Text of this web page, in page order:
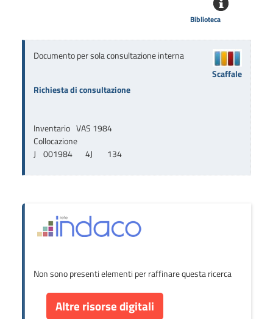
Biblioteca
Documento per sola consultazione interna
Richiesta di consultazione
Inventario VAS 1984
Collocazione
J    001984       4J        134
Scaffale
Non sono presenti elementi per raffinare questa ricerca
Altre risorse digitali